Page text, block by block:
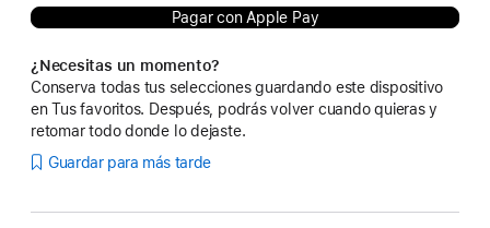
Pagar con Apple Pay
¿Necesitas un momento?
Conserva todas tus selecciones guardando este dispositivo
en Tus favoritos. Después, podrás volver cuando quieras y
retomar todo donde lo dejaste.
Guardar para más tarde